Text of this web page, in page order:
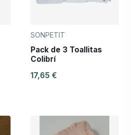
SONPETIT
Pack de 3 Toallitas
Colibrí
17,65 €